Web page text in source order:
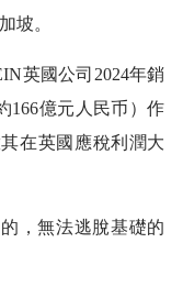
坡。
英國公司2024年銷
166億元人民币）作
在英國應稅利潤大
，無法逃脫基礎的